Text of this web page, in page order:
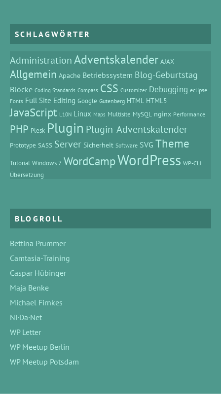
SCHLAGWÖRTER
AdministrationAdventskalender AJAX
Allgemein Apache Betriebssystem Blog-Geburtstag
Blöcke Coding Standards Compass CSS Customizer Debugging eclipse
Fonts Full Site Editing Google Gutenberg HTML HTML5
JavaScript L10N Linux Maps Multisite MySQL nginx Performance
PHP Plesk Plugin Plugin-Adventskalender
Prototype SASS Server Sicherheit Software SVG Theme
Tutorial Windows 7 WordCampWordPress WP-CLI
Übersetzung
BLOGROLL
Bettina Prümmer
Camtasia-Training
Caspar Hübinger
Maja Benke
Michael Firnkes
Ni·Da·Net
WP Letter
WP Meetup Berlin
WP Meetup Potsdam